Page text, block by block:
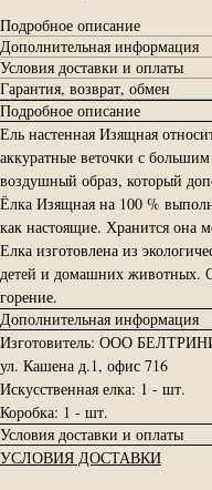
Подробное описание
Дополнительная информация
Условия доставки и оплаты
Гарантия, возврат, обмен
Подробное описание
Ель настенная Изящная
аккуратные веточки с
воздушный образ, который
Ёлка Изящная на 100 %
как настоящие. Хранится она
Елка изготовлена из
детей и домашних животных.
горение.
Дополнительная информация
Изготовитель: ООО
ул. Кашена д.1, офис 716
Искусственная елка: 1 - шт.
Коробка: 1 - шт.
Условия доставки и оплаты
УСЛОВИЯ ДОСТАВКИ